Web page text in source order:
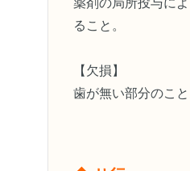
薬剤の局所投与に
ること。
【欠損】
歯が無い部分のこと